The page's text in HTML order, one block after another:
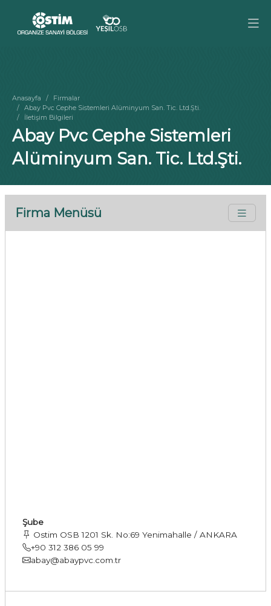
Anasayfa
Firmalar
Abay Pvc Cephe Sistemleri Alüminyum San. Tic. Ltd.Şti.
İletişim Bilgileri
Abay Pvc Cephe Sistemleri
Alüminyum San. Tic. Ltd.Şti.
Firma Menüsü
Şube
Ostim OSB 1201 Sk. No:69 Yenimahalle / ANKARA
+90 312 386 05 99
abay@abaypvc.com.tr